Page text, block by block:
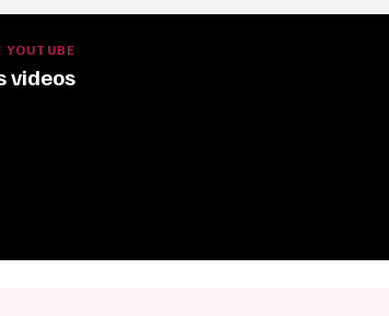
YOUTUBE
videos